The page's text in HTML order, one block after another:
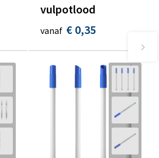
vulpotlood
vanaf € 0,35